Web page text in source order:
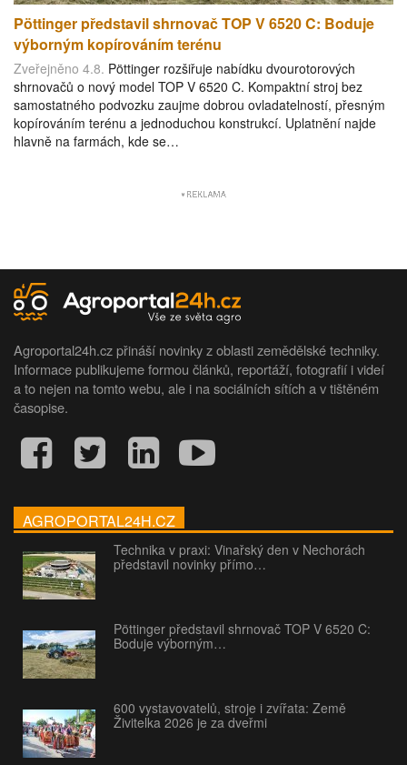
Pöttinger představil shrnovač TOP V 6520 C: Boduje
výborným kopírováním terénu
Zveřejněno 4.8. Pöttinger rozšiřuje nabídku dvourotorových
shrnovačů o nový model TOP V 6520 C. Kompaktní stroj bez
samostatného podvozku zaujme dobrou ovladatelností, přesným
kopírováním terénu a jednoduchou konstrukcí. Uplatnění najde
hlavně na farmách, kde se…
Agroportal24h.cz přináší novinky z oblasti zemědělské techniky.
Informace publikujeme formou článků, reportáží, fotografií i videí
a to nejen na tomto webu, ale i na sociálních sítích a v tištěném
časopise.
AGROPORTAL24H.CZ
Technika v praxi: Vinařský den v Nechorách
představil novinky přímo…
Pöttinger představil shrnovač TOP V 6520 C:
Boduje výborným…
600 vystavovatelů, stroje i zvířata: Země
Živitelka 2026 je za dveřmi